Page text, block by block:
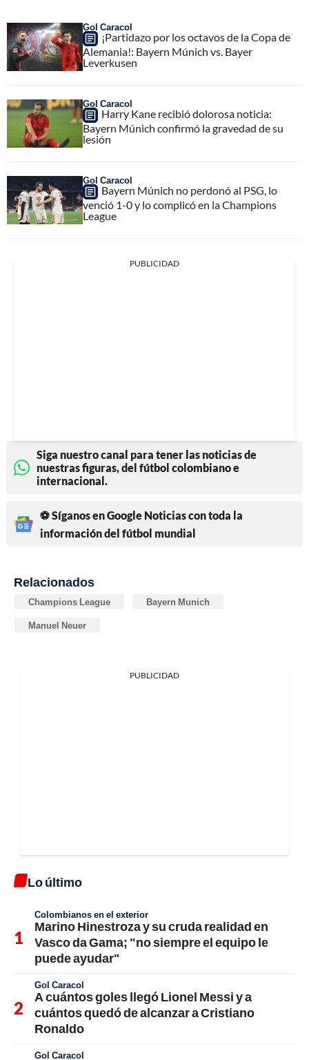
Gol Caracol
¡Partidazo por los octavos de la Copa de
Alemania!: Bayern Múnich vs. Bayer
Leverkusen
Gol Caracol
Harry Kane recibió dolorosa noticia:
Bayern Múnich confirmó la gravedad de su
lesión
Gol Caracol
Bayern Múnich no perdonó al PSG, lo
venció 1-0 y lo complicó en la Champions
League
PUBLICIDAD
Siga nuestro canal para tener las noticias de
nuestras figuras, del fútbol colombiano e
internacional.
⚽ Síganos en Google Noticias con toda la
información del fútbol mundial
Relacionados
Champions League Bayern Munich
Manuel Neuer
PUBLICIDAD
Lo último
Colombianos en el exterior
Marino Hinestroza y su cruda realidad en
Vasco da Gama; "no siempre el equipo le
puede ayudar"
Gol Caracol
A cuántos goles llegó Lionel Messi y a
cuántos quedó de alcanzar a Cristiano
Ronaldo
Gol Caracol